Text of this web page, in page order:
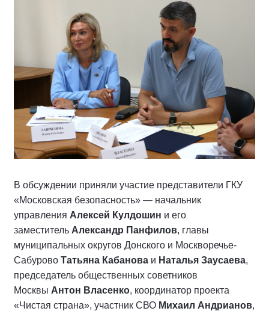
В обсуждении приняли участие представители ГКУ
«Московская безопасность» — начальник
управления Алексей Кулдошин и его
заместитель Александр Панфилов, главы
муниципальных округов Донского и Москворечье-
Сабурово Татьяна Кабанова и Наталья Заусаева,
председатель общественных советников
Москвы Антон Власенко, координатор проекта
«Чистая страна», участник СВО Михаил Андрианов,